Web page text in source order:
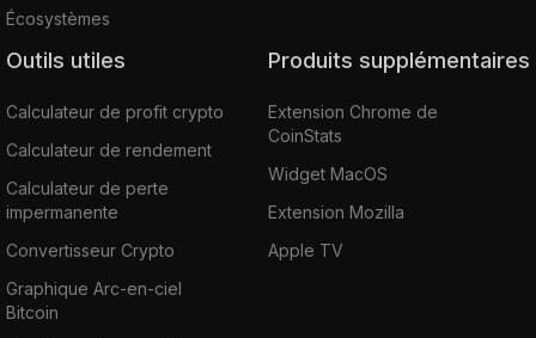
Écosystèmes
Outils utiles
Calculateur de profit crypto
Calculateur de rendement
Calculateur de perte
impermanente
Convertisseur Crypto
Graphique Arc-en-ciel
Bitcoin
Produits supplémentaires
Extension Chrome de
CoinStats
Widget MacOS
Extension Mozilla
Apple TV